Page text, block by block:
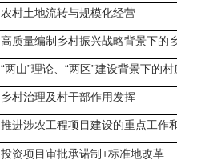
农村土地流转与规模化经营
高质量编制乡村振兴战略背景下的乡村
“两山”理论、“两区”建设背景下的村庄
乡村治理及村干部作用发挥
推进涉农工程项目建设的重点工作和具
投资项目审批承诺制+标准地改革